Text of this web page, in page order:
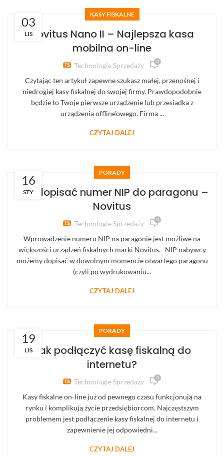
03
LIS
KASY FISKALNE
Novitus Nano II – Najlepsza kasa
mobilna on-line
Technologie Sprzedaży 0
Czytając ten artykuł zapewne szukasz małej, przenośnej i
niedrogiej kasy fiskalnej do swojej firmy. Prawdopodobnie
będzie to Twoje pierwsze urządzenie lub przesiadka z
urządzenia offline'owego. Firma ...
CZYTAJ DALEJ
16
STY
PORADY
Jak dopisać numer NIP do paragonu –
Novitus
Technologie Sprzedaży 0
Wprowadzenie numeru NIP na paragonie jest możliwe na
większości urządzeń fiskalnych marki Novitus. NIP nabywcy
możemy dopisać w dowolnym momencie otwartego paragonu
(czyli po wydrukowaniu...
CZYTAJ DALEJ
19
LIS
PORADY
Jak podłączyć kasę fiskalną do
internetu?
Technologie Sprzedaży 0
Kasy fiskalne on-line już od pewnego czasu funkcjonują na
rynku i komplikują życie przedsiębiorcom. Najczęstszym
problemem jest podłączenie kasy fiskalnej do internetu i
zapewnienie jej odpowiedni...
CZYTAJ DALEJ